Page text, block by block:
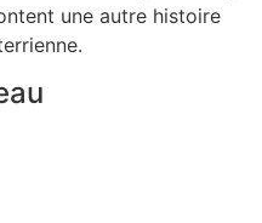
une autre histoire